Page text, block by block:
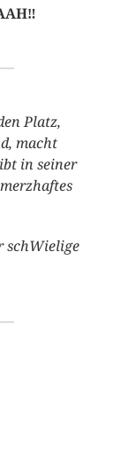
Platz,
macht
in seiner
schWielige